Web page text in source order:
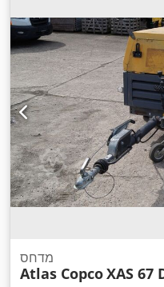
מדחס
Atlas CopcoXAS 67